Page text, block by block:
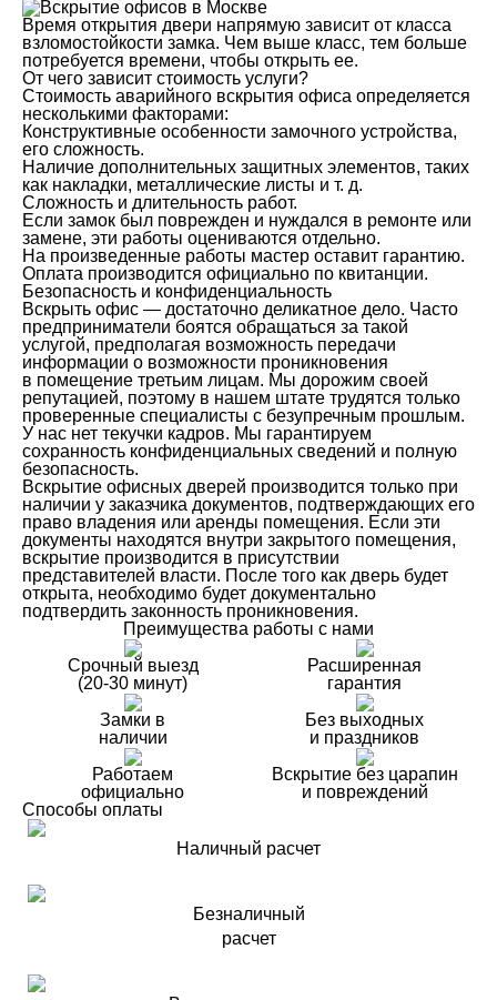
Время открытия двери напрямую зависит от класса
взломостойкости замка. Чем выше класс, тем больше
потребуется времени, чтобы открыть ее.
От чего зависит стоимость услуги?
Стоимость аварийного вскрытия офиса определяется
несколькими факторами:
Конструктивные особенности замочного устройства,
его сложность.
Наличие дополнительных защитных элементов, таких
как накладки, металлические листы и т. д.
Сложность и длительность работ.
Если замок был поврежден и нуждался в ремонте или
замене, эти работы оцениваются отдельно.
На произведенные работы мастер оставит гарантию.
Оплата производится официально по квитанции.
Безопасность и конфиденциальность
Вскрыть офис — достаточно деликатное дело. Часто
предприниматели боятся обращаться за такой
услугой, предполагая возможность передачи
информации о возможности проникновения
в помещение третьим лицам. Мы дорожим своей
репутацией, поэтому в нашем штате трудятся только
проверенные специалисты с безупречным прошлым.
У нас нет текучки кадров. Мы гарантируем
сохранность конфиденциальных сведений и полную
безопасность.
Вскрытие офисных дверей производится только при
наличии у заказчика документов, подтверждающих его
право владения или аренды помещения. Если эти
документы находятся внутри закрытого помещения,
вскрытие производится в присутствии
представителей власти. После того как дверь будет
открыта, необходимо будет документально
подтвердить законность проникновения.
Преимущества работы с нами
Срочный выезд
(20-30 минут)
Расширенная
гарантия
Замки в
наличии
Без выходных
и праздников
Работаем
официально
Вскрытие без царапин
и повреждений
Способы оплаты
Наличный расчет
Безналичный
расчет